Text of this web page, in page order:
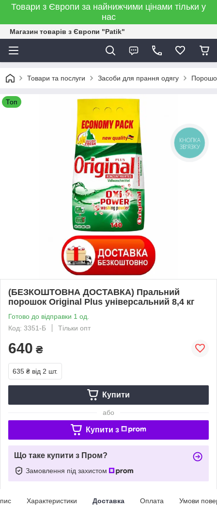
Товари з Європи за найнижчими цінами тільки у
нас
Магазин товарів з Європи "Patik"
Товари та послуги Засоби для прання одягу
Топ
(БЕЗКОШТОВНА ДОСТАВКА) Пральний
порошок Original Plus універсальний 8,4 кг
Готово до відправки 1 од.
Код: 3351-Б
Тільки опт
640 ₴
635 ₴ від 2 шт.
Купити
або
Купити з
Що таке купити з Пром?
Замовлення під захистом
Характеристики Доставка Оплата Умови
КНОПКА
ЗВ'ЯЗКУ